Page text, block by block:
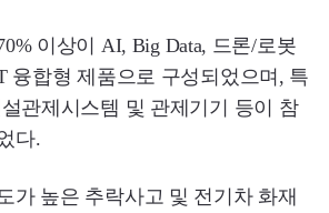
이상이 AI, Big Data, 드론/로봇
융합형 제품으로 구성되었으며, 특
관제시스템 및 관제기기 등이 참
다.
가 높은 추락사고 및 전기차 화재